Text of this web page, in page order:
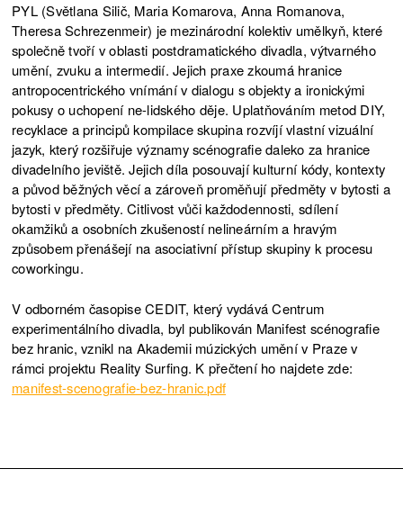
PYL (Světlana Silič, Maria Komarova, Anna Romanova,
Theresa Schrezenmeir) je mezinárodní kolektiv umělkyň, které
společně tvoří v oblasti postdramatického divadla, výtvarného
umění, zvuku a intermedií. Jejich praxe zkoumá hranice
antropocentrického vnímání v dialogu s objekty a ironickými
pokusy o uchopení ne-lidského děje. Uplatňováním metod DIY,
recyklace a principů kompilace skupina rozvíjí vlastní vizuální
jazyk, který rozšiřuje významy scénografie daleko za hranice
divadelního jeviště. Jejich díla posouvají kulturní kódy, kontexty
a původ běžných věcí a zároveň proměňují předměty v bytosti a
bytosti v předměty. Citlivost vůči každodennosti, sdílení
okamžiků a osobních zkušeností nelineárním a hravým
způsobem přenášejí na asociativní přístup skupiny k procesu
coworkingu.
V odborném časopise CEDIT, který vydává Centrum
experimentálního divadla, byl publikován Manifest scénografie
bez hranic, vznikl na Akademii múzických umění v Praze v
rámci projektu Reality Surfing. K přečtení ho najdete zde:
manifest-scenografie-bez-hranic.pdf